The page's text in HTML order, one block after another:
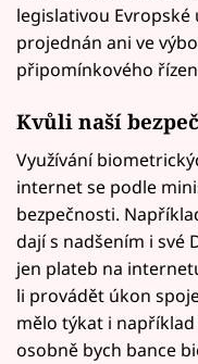
legislativou
projednán ani ve
připomínkového
Kvůli naší
Využívání
internet se podle
bezpečnosti.
dají s nadšením i své
jen plateb na
li provádět úkon
mělo týkat i
osobně bych bance